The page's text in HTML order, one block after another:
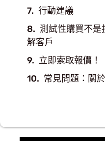
行動建議
測試性購買不是
解客戶
立即索取報價！
常見問題：關